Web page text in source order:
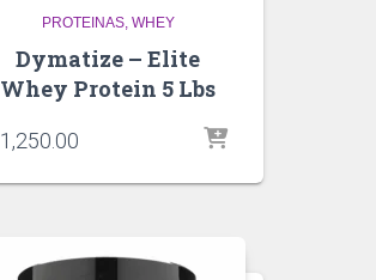
PROTEINAS WHEY
Dymatize – Elite
Whey Protein 5 Lbs
1,250.00